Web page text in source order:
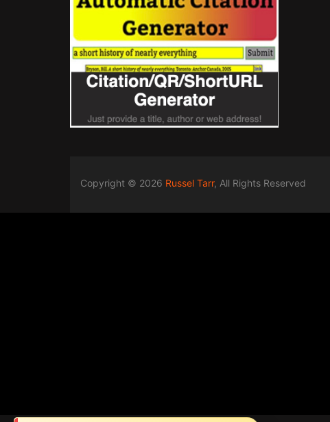
Copyright © 2026 Russel Tarr, All Rights Reserved